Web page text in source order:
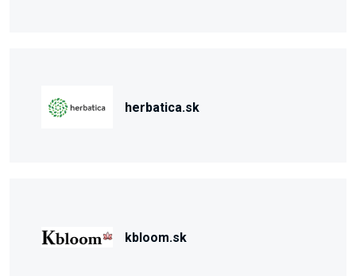
herbatica.sk
kbloom.sk